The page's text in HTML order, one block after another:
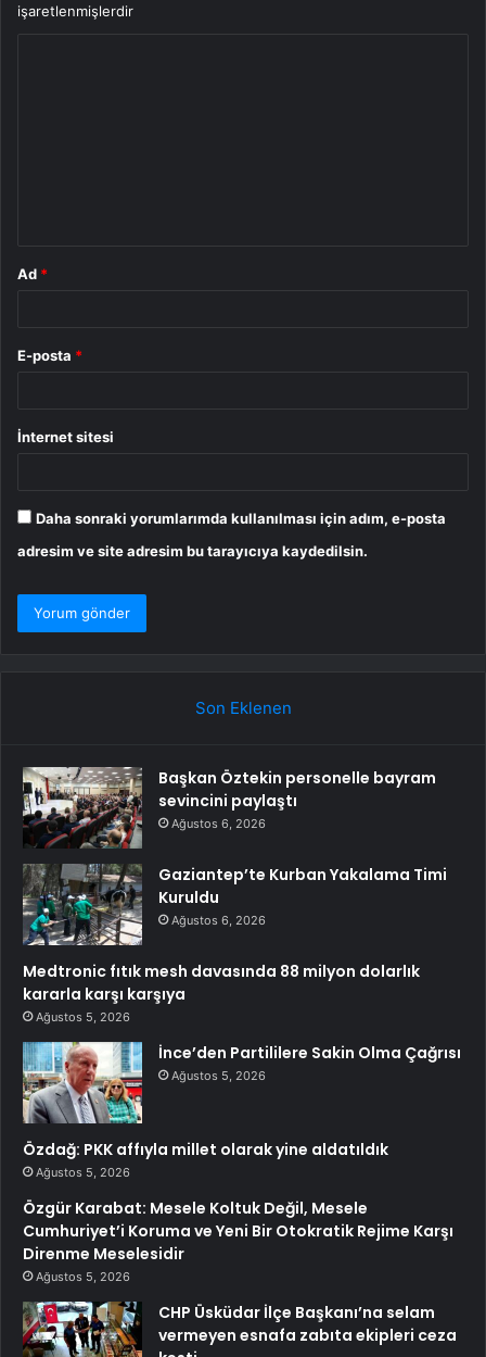
işaretlenmişlerdir
Ad *
E-posta *
İnternet sitesi
Daha sonraki yorumlarımda kullanılması için adım, e-posta
adresim ve site adresim bu tarayıcıya kaydedilsin.
Son Eklenen
Başkan Öztekin personelle bayram
sevincini paylaştı
Ağustos 6, 2026
Gaziantep’te Kurban Yakalama Timi
Kuruldu
Ağustos 6, 2026
Medtronic fıtık mesh davasında 88 milyon dolarlık
kararla karşı karşıya
Ağustos 5, 2026
İnce’den Partililere Sakin Olma Çağrısı
Ağustos 5, 2026
Özdağ: PKK affıyla millet olarak yine aldatıldık
Ağustos 5, 2026
Özgür Karabat: Mesele Koltuk Değil, Mesele
Cumhuriyet’i Koruma ve Yeni Bir Otokratik Rejime Karşı
Direnme Meselesidir
Ağustos 5, 2026
CHP Üsküdar İlçe Başkanı’na selam
vermeyen esnafa zabıta ekipleri ceza